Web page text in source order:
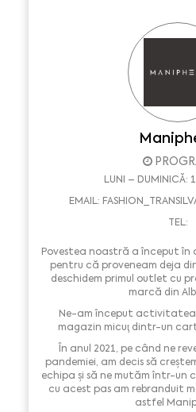
LUNI – DUMINICĂ:
EMAIL:
TEL:
Povestea noastră a început în
pentru că proveneam deja
deschidem primul outlet cu
marcă din
Ne-am început activitatea
magazin micuţ dintr-un
În anul 2021, pe când ne
pandemiei, am decis să
echipa și să ne mutăm într-un
cu acest pas am rebranduit
astfel